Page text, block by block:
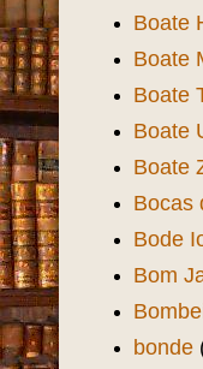
Boate
Boate
Boate
Boate
Boate
Bocas
Bode
Bom
bonde